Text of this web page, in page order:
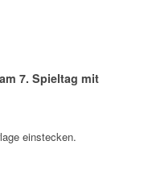
7. Spieltag mit
einstecken.